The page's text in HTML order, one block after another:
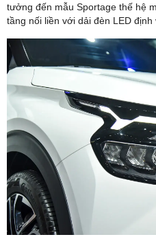
tưởng đến mẫu Sportage thế hệ
tầng nối liền với dải đèn LED